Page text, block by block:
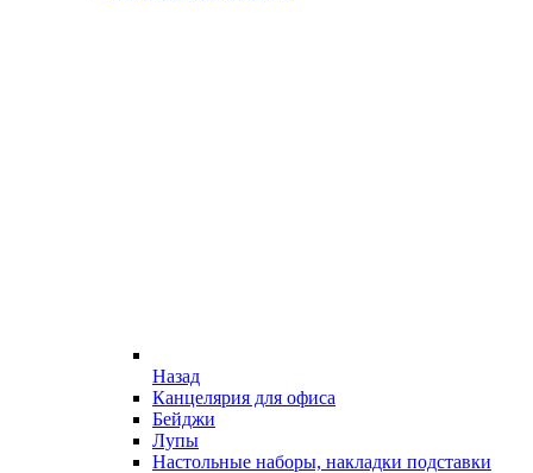
Назад
Канцелярия для офиса
Бейджи
Лупы
Настольные наборы, накладки подставки